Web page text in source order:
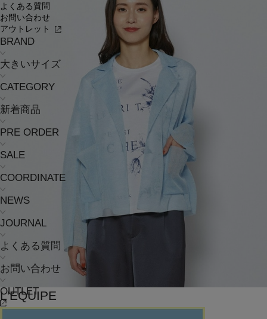
よくある質問
お問い合わせ
アウトレット
BRAND
大きいサイズ
CATEGORY
新着商品
PRE ORDER
SALE
COORDINATE
NEWS
JOURNAL
よくある質問
お問い合わせ
OUTLET
L'EQUIPE
カーディガン(かーでぃがん) /